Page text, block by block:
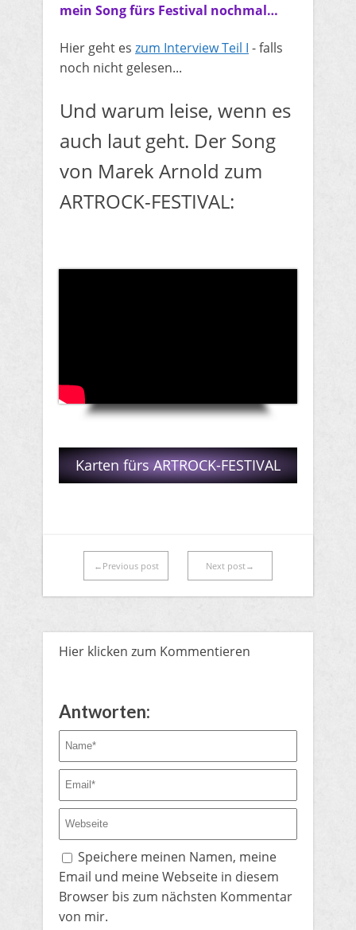
mein Song fürs Festival nochmal…
Hier geht es zum Interview Teil I - falls
noch nicht gelesen...
Und warum leise, wenn es
auch laut geht. Der Song
von Marek Arnold zum
ARTROCK-FESTIVAL:
Karten fürs ARTROCK-FESTIVAL
←Previous post Next post→
Hier klicken zum Kommentieren
Antworten:
Speichere meinen Namen, meine
Email und meine Webseite in diesem
Browser bis zum nächsten Kommentar
von mir.